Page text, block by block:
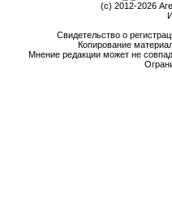
(c) 2012-2026
Свидетельство о
Копирование
Мнение редакции может не